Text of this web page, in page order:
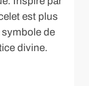
est plus
symbole de
divine.